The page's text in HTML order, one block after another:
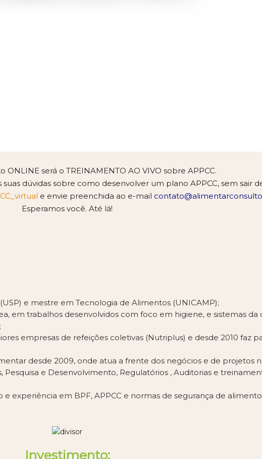
ONLINE será o TREINAMENTO AO VIVO sobre APPCC.
dúvidas sobre como desenvolver um plano APPCC, sem sair
e envie preenchida ao e-mail
Esperamos você. Até lá!
e mestre em Tecnologia de Alimentos (UNICAMP);
em trabalhos desenvolvidos com foco em higiene, e sistemas da
empresas de refeições coletivas (Nutriplus) e desde 2010 faz
desde 2009, onde atua a frente dos negócios e de projetos
Pesquisa e Desenvolvimento, Regulatórios , Auditorias e
e experiência em BPF, APPCC e normas de segurança de
Investimento: